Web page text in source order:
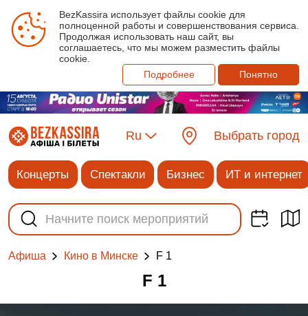
BezKassira использует файлы cookie для
полноценной работы и совершенствования сервиса.
Продолжая использовать наш сайт, вы
соглашаетесь, что мы можем разместить файлы
cookie.
Подробнее
Понятно
Ru Выбрать город
Концерты Спектакли Бизнес ИТ и интернет
Афиша Кино в Минске F 1
F 1